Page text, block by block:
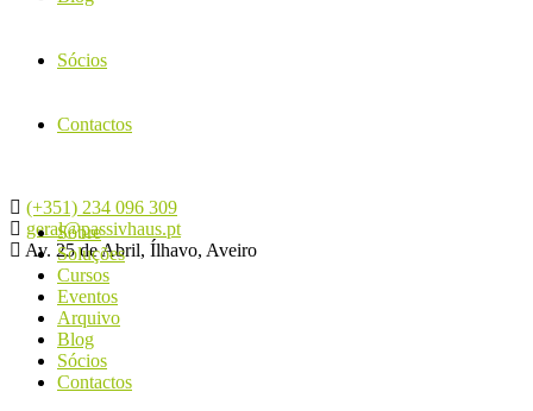
Sócios
Contactos
(+351) 234 096 309
geral@passivhaus.pt
Av. 25 de Abril, Ílhavo, Aveiro
Sobre
Soluções
Cursos
Eventos
Arquivo
Blog
Sócios
Contactos